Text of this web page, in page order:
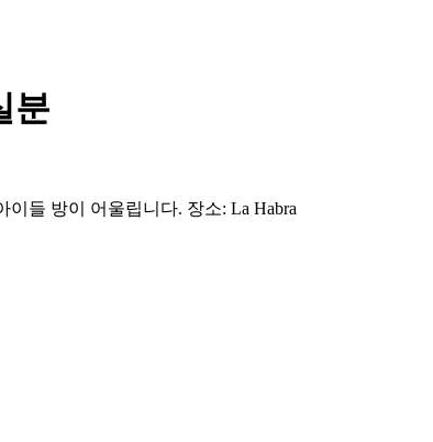
분
이들 방이 어울립니다. 장소: La Habra